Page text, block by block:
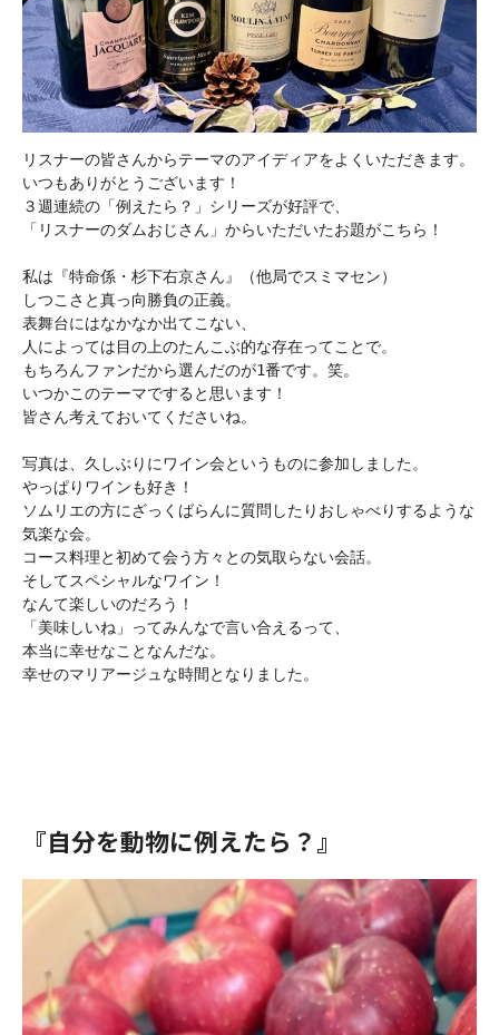
リスナーの皆さんからテーマのアイディアをよくいただきます。
いつもありがとうございます！
３週連続の「例えたら？」シリーズが好評で、
「リスナーのダムおじさん」からいただいたお題がこちら！
私は『特命係・杉下右京さん』（他局でスミマセン）
しつこさと真っ向勝負の正義。
表舞台にはなかなか出てこない、
人によっては目の上のたんこぶ的な存在ってことで。
もちろんファンだから選んだのが1番です。笑。
いつかこのテーマですると思います！
皆さん考えておいてくださいね。
写真は、久しぶりにワイン会というものに参加しました。
やっぱりワインも好き！
ソムリエの方にざっくばらんに質問したりおしゃべりするような
気楽な会。
コース料理と初めて会う方々との気取らない会話。
そしてスペシャルなワイン！
なんて楽しいのだろう！
「美味しいね」ってみんなで言い合えるって、
本当に幸せなことなんだな。
幸せのマリアージュな時間となりました。
『自分を動物に例えたら？』